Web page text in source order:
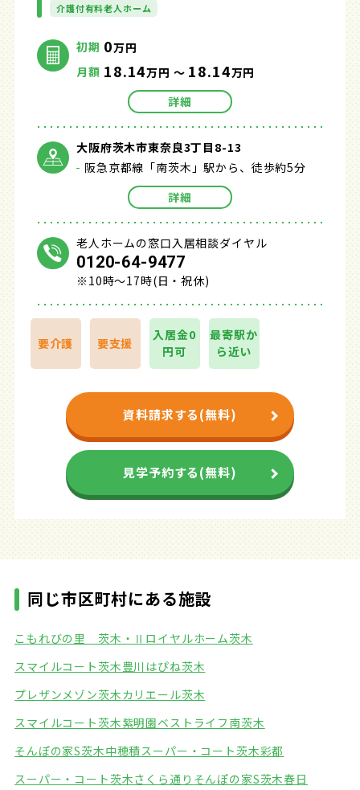
介護付有料老人ホーム
初期 0万円
月額 18.14万円 ～ 18.14万円
詳細
大阪府茨木市東奈良3丁目8-13
阪急京都線「南茨木」駅から、徒歩約5分
詳細
老人ホームの窓口入居相談ダイヤル
0120-64-9477
※10時～17時(日・祝休)
要介護 要支援
入居金0
円可
最寄駅か
ら近い
資料請求する(無料)
見学予約する(無料)
同じ市区町村にある施設
こもれびの里 茨木・Ⅱ ロイヤルホーム茨木
スマイルコート茨木豊川 はぴね茨木
プレザンメゾン茨木カリエール茨木
スマイルコート茨木紫明園ベストライフ南茨木
そんぽの家S茨木中穂積スーパー・コート茨木彩都
スーパー・コート茨木さくら通り そんぽの家S茨木春日